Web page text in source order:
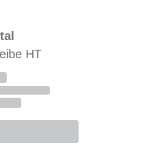
HT